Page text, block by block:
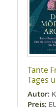
Tante
Tages
Autor:
Preis: